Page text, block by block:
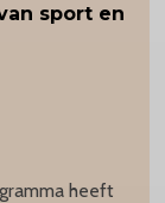
sport en
heeft